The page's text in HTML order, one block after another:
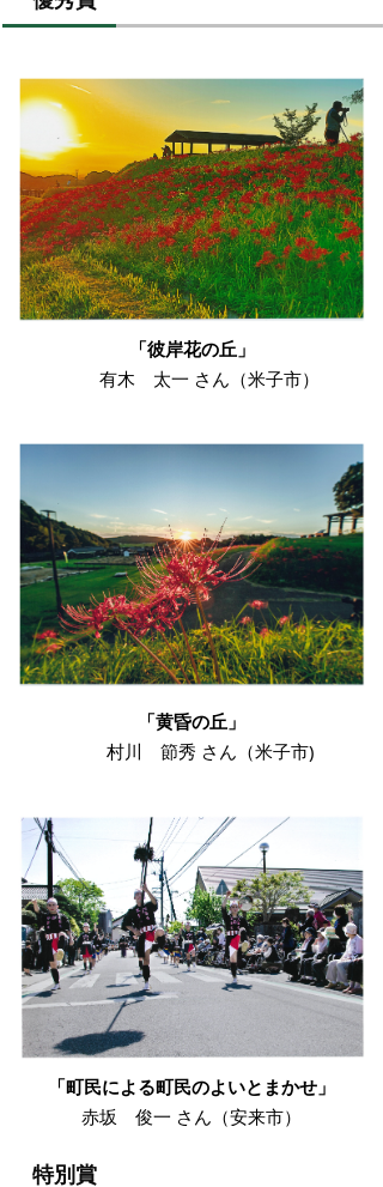
「彼岸花の丘」
有木 太一 さん（米子市）
「黄昏の丘」
村川 節秀 さん（米子市)
「町民による町民のよいとまかせ」
赤坂 俊一 さん（安来市）
特別賞